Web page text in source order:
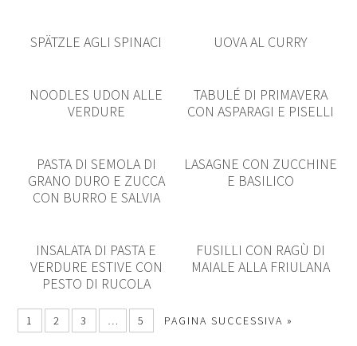
SPÄTZLE AGLI SPINACI UOVA AL CURRY
NOODLES UDON ALLE
VERDURE
TABULÉ DI PRIMAVERA
CON ASPARAGI E PISELLI
PASTA DI SEMOLA DI
GRANO DURO E ZUCCA
CON BURRO E SALVIA
LASAGNE CON ZUCCHINE
E BASILICO
INSALATA DI PASTA E
VERDURE ESTIVE CON
PESTO DI RUCOLA
FUSILLI CON RAGÙ DI
MAIALE ALLA FRIULANA
1 2 3 … 5 PAGINA SUCCESSIVA »